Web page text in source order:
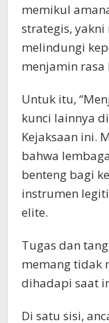
memikul
strategis,
melindungi
menjamin
Untuk itu,
kunci lainnya
Kejaksaan ini.
bahwa
benteng bagi
instrumen
elite.
Tugas dan
memang tidak
dihadapi saat
Di satu sisi,